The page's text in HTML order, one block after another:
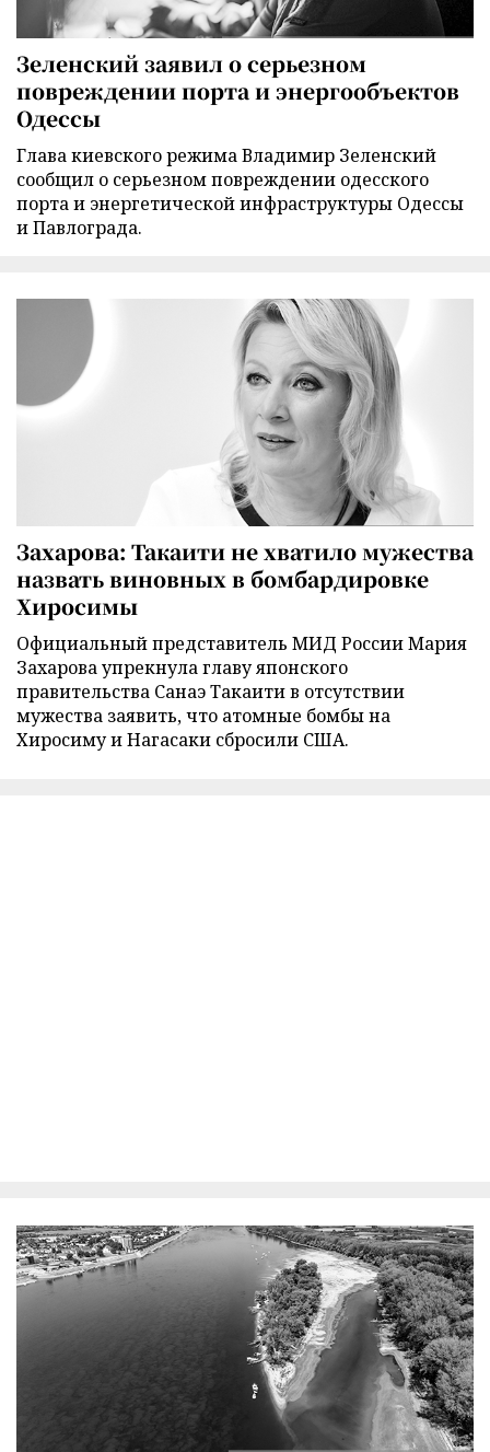
Зеленский заявил о серьезном
повреждении порта и энергообъектов
Одессы
Глава киевского режима Владимир Зеленский
сообщил о серьезном повреждении одесского
порта и энергетической инфраструктуры Одессы
и Павлограда.
Захарова: Такаити не хватило мужества
назвать виновных в бомбардировке
Хиросимы
Официальный представитель МИД России Мария
Захарова упрекнула главу японского
правительства Санаэ Такаити в отсутствии
мужества заявить, что атомные бомбы на
Хиросиму и Нагасаки сбросили США.